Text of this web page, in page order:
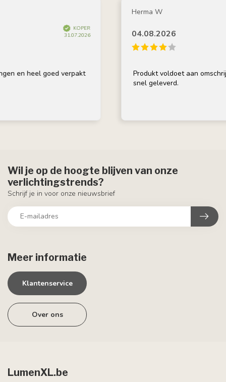
KOPER
31.07.2026
goed verpakt
Herma W
04.08.2026
Produkt voldoet aan omschrijving,
snel geleverd.
Meer informatie
Klantenservice
Over ons
Wil je op de hoogte blijven van onze
verlichtingstrends?
Schrijf je in voor onze nieuwsbrief
LumenXL.be